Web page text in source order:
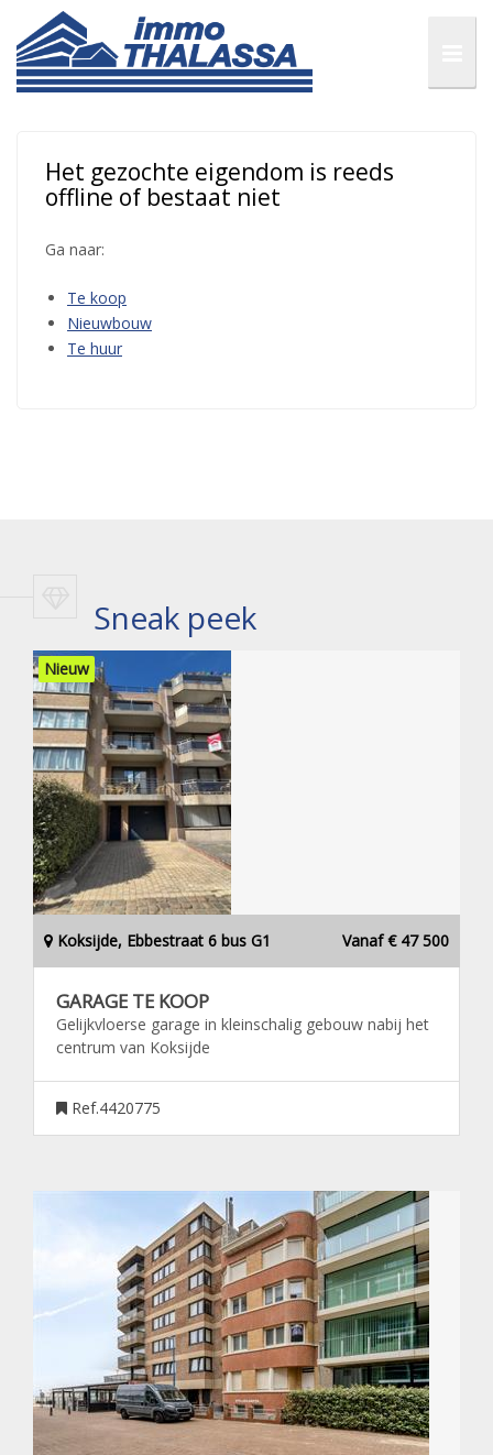
Het gezochte eigendom is reeds
offline of bestaat niet
Ga naar:
Te koop
Nieuwbouw
Te huur
Sneak peek
Nieuw
Koksijde, Ebbestraat 6 bus G1 Vanaf € 47 500
GARAGE TE KOOP
Gelijkvloerse garage in kleinschalig gebouw nabij het
centrum van Koksijde
Ref.4420775